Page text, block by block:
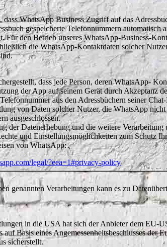
dass WhatsApp Business Zugriff auf das
gespeicherte Telefonnummern
Für den Betrieb unseres WhatsApp-Business-
die WhatsApp-Kontaktdaten solcher
dass jede Person, deren WhatsApp-
der App auf seinem Gerät durch Akzeptanz
aus den Adressbüchern seiner
von Daten solcher Nutzer, die WhatsApp
ausgeschlossen.
der Datenerhebung und die weitere
und Einstellungsmöglichkeiten zum Schutz
von WhatsApp:
legal/?eea=1#privacy-policy
genannten Verarbeitungen kann es zu
in die USA hat sich der Anbieter dem EU-
auf Basis eines Angemessenheitsbeschlusses
sicherstellt.